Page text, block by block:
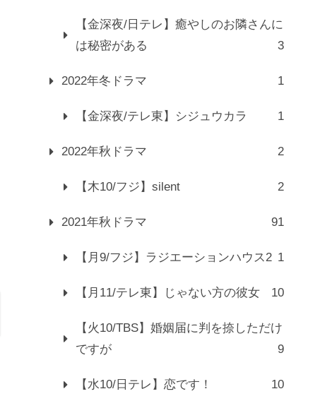
【金深夜/日テレ】癒やしのお隣さんに
は秘密がある
3
2022年冬ドラマ 1
【金深夜/テレ東】シジュウカラ 1
2022年秋ドラマ 2
【木10/フジ】silent 2
2021年秋ドラマ 91
【月9/フジ】ラジエーションハウス2 1
【月11/テレ東】じゃない方の彼女 10
【火10/TBS】婚姻届に判を捺しただけ
ですが
9
【水10/日テレ】恋です！ 10